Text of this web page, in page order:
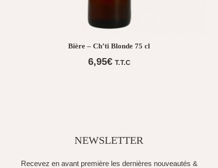
Bière – Ch’ti Blonde 75 cl
6,95€ T.T.C
NEWSLETTER
Recevez en avant première les dernières nouveautés &